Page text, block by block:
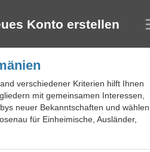
Konto erstellen
verschiedener Kriterien hilft Ihnen
mit gemeinsamen Interessen,
neuer Bekanntschaften und
für Einheimische, Ausländer,